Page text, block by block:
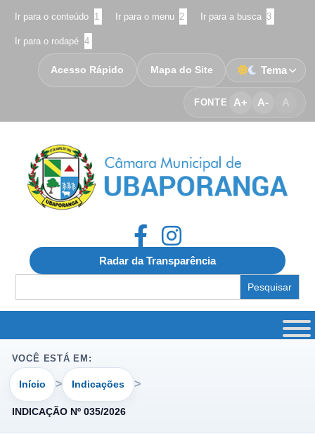
Ir para o conteúdo 1 Ir para o menu 2 Ir para a busca 3
Ir para o rodapé 4
FONTE A+ A- A
Acesso Rápido Mapa do Site Tema
Radar da Transparência
for:
VOCÊ ESTÁ EM:
Início Indicações
INDICAÇÃO Nº 035/2026